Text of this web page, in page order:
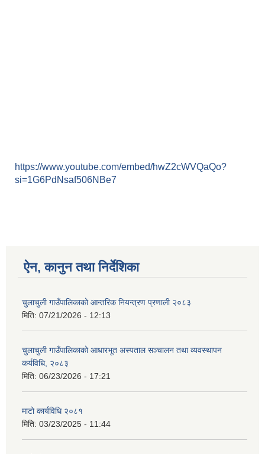
https://www.youtube.com/embed/hwZ2cWVQaQo?
si=1G6PdNsaf506NBe7
ऐन, कानुन तथा निर्देशिका
चुलाचुली गाउँपालिकाको आन्तरिक नियन्त्रण प्रणाली २०८३
मिति: 07/21/2026 - 12:13
चुलाचुली गाउँपालिकाको आधारभूत अस्पताल सञ्चालन तथा व्यवस्थापन
कर्यविधि, २०८३
मिति: 06/23/2026 - 17:21
माटो कार्यविधि २०८१
मिति: 03/23/2025 - 11:44